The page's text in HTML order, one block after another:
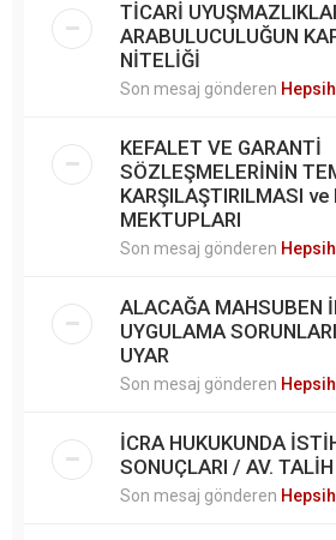
TİCARİ
ARABULUCULUĞUN
NİTELİĞİ
Son mesaj gönderen
KEFALET VE GARANTİ
SÖZLEŞMELERİNİN
KARŞILAŞTIRILMASI
MEKTUPLARI
Son mesaj gönderen
ALACAĞA MAHSUBEN
UYGULAMA
UYAR
Son mesaj gönderen
İCRA HUKUKUNDA
SONUÇLARI / AV. TALİH
Son mesaj gönderen